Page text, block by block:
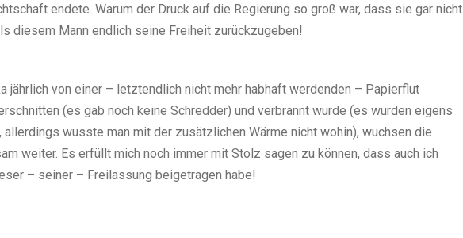
endete. Warum der Druck auf die Regierung so groß war, dass sie gar nicht
diesem Mann endlich seine Freiheit zurückzugeben!
jährlich von einer – letztendlich nicht mehr habhaft werdenden – Papierflut
(es gab noch keine Schredder) und verbrannt wurde (es wurden eigens
wusste man mit der zusätzlichen Wärme nicht wohin), wuchsen die
weiter. Es erfüllt mich noch immer mit Stolz sagen zu können, dass auch ich
– seiner – Freilassung beigetragen habe!